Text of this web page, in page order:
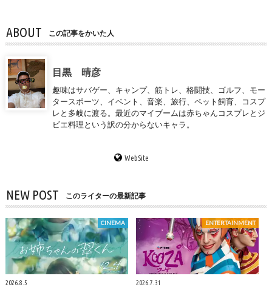
ABOUT この記事をかいた人
目黒 晴彦
趣味はサバゲー、キャンプ、筋トレ、格闘技、ゴルフ、モー
タースポーツ、イベント、音楽、旅行、ペット飼育、コスプ
レと多岐に渡る。最近のマイブームは赤ちゃんコスプレとジ
ビエ料理という訳の分からないキャラ。
WebSite
NEW POST このライターの最新記事
CINEMA
2026.8.5
ENTERTAINMENT
2026.7.31